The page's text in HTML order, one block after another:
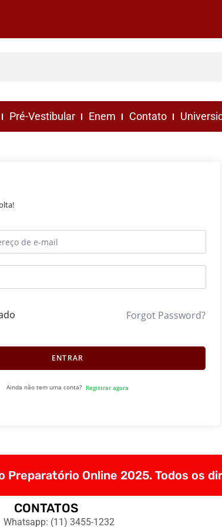
Pré-Vestibular Enem Contato
Forgot Password?
ENTRAR
Ainda não tem uma conta? Registrar agora
Preparatório Online 2025. Todos os
CONTATOS
Whatsapp: (11) 3455-1232